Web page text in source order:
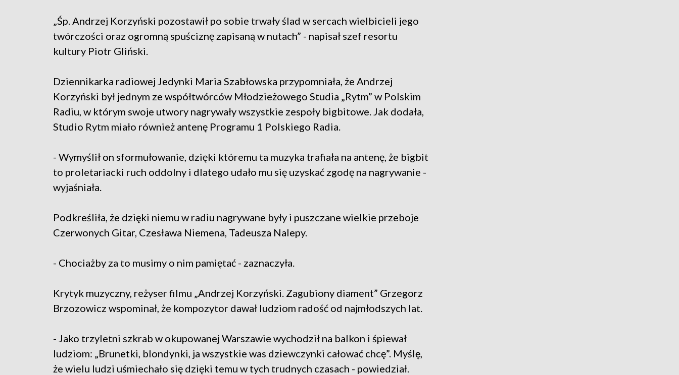
„Śp. Andrzej Korzyński pozostawił po sobie trwały ślad w sercach wielbicieli jego
twórczości oraz ogromną spuściznę zapisaną w nutach” - napisał szef resortu
kultury Piotr Gliński.
Dziennikarka radiowej Jedynki Maria Szabłowska przypomniała, że Andrzej
Korzyński był jednym ze współtwórców Młodzieżowego Studia „Rytm” w Polskim
Radiu, w którym swoje utwory nagrywały wszystkie zespoły bigbitowe. Jak dodała,
Studio Rytm miało również antenę Programu 1 Polskiego Radia.
- Wymyślił on sformułowanie, dzięki któremu ta muzyka trafiała na antenę, że bigbit
to proletariacki ruch oddolny i dlatego udało mu się uzyskać zgodę na nagrywanie -
wyjaśniała.
Podkreśliła, że dzięki niemu w radiu nagrywane były i puszczane wielkie przeboje
Czerwonych Gitar, Czesława Niemena, Tadeusza Nalepy.
- Chociażby za to musimy o nim pamiętać - zaznaczyła.
Krytyk muzyczny, reżyser filmu „Andrzej Korzyński. Zagubiony diament” Grzegorz
Brzozowicz wspominał, że kompozytor dawał ludziom radość od najmłodszych lat.
- Jako trzyletni szkrab w okupowanej Warszawie wychodził na balkon i śpiewał
ludziom: „Brunetki, blondynki, ja wszystkie was dziewczynki całować chcę”. Myślę,
że wielu ludzi uśmiechało się dzięki temu w tych trudnych czasach - powiedział.